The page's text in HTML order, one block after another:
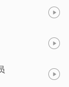
启